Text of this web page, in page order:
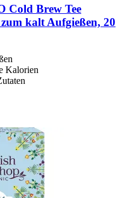
Cold Brew Tee
kalt Aufgießen, 20
Kalorien